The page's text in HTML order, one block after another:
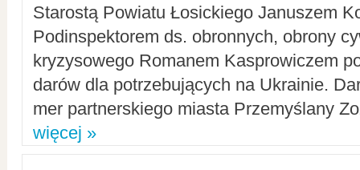
Starostą Powiatu Łosickiego Januszem
Podinspektorem ds. obronnych, obrony
kryzysowego Romanem Kasprowiczem
darów dla potrzebujących na Ukrainie.
mer partnerskiego miasta Przemyślany
więcej »